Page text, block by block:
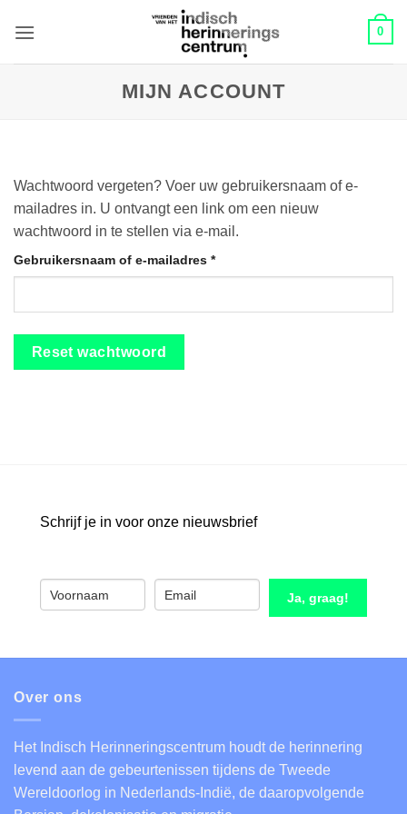
0
MIJN ACCOUNT
Wachtwoord vergeten? Voer uw gebruikersnaam of e-
mailadres in. U ontvangt een link om een nieuw
wachtwoord in te stellen via e-mail.
Gebruikersnaam of e-mailadres *Vereist
Reset wachtwoord
Schrijf je in voor onze nieuwsbrief
Ja, graag!
Over ons
Het Indisch Herinneringscentrum houdt de herinnering
levend aan de gebeurtenissen tijdens de Tweede
Wereldoorlog in Nederlands-Indië, de daaropvolgende